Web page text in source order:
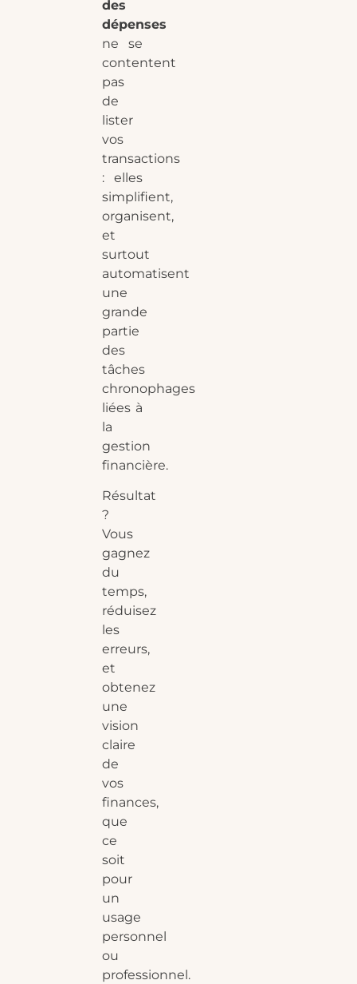
des
dépenses
ne se
contentent
pas
de
lister
vos
transactions
: elles
simplifient,
organisent,
et
surtout
automatisent
une
grande
partie
des
tâches
chronophages
liées à
la
gestion
financière.
Résultat
?
Vous
gagnez
du
temps,
réduisez
les
erreurs,
et
obtenez
une
vision
claire
de
vos
finances,
que
ce
soit
pour
un
usage
personnel
ou
professionnel.